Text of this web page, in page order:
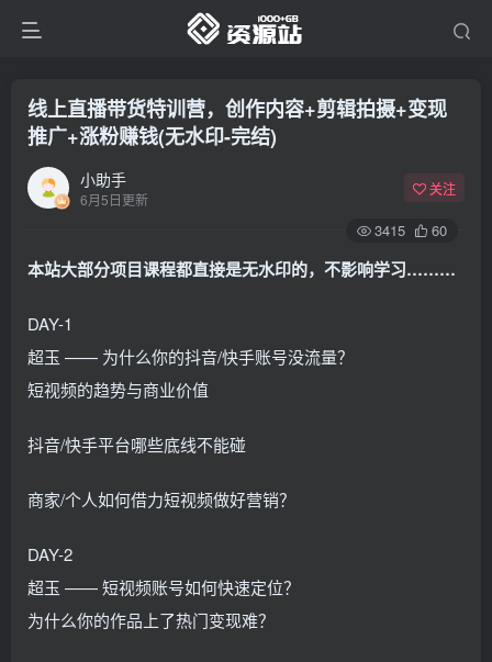
线上直播带货特训营，创作内容+剪辑拍摄+变现
推广+涨粉赚钱(无水印-完结)
小助手
6月5日更新
关注
3415 60
本站大部分项目课程都直接是无水印的，不影响学习………
DAY-1
超玉 —— 为什么你的抖音/快手账号没流量？
短视频的趋势与商业价值
抖音/快手平台哪些底线不能碰
商家/个人如何借力短视频做好营销？
DAY-2
超玉 —— 短视频账号如何快速定位？
为什么你的作品上了热门变现难？